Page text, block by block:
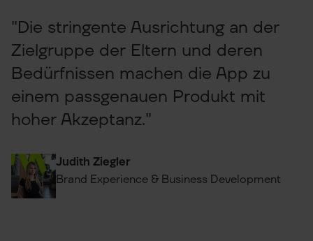
"Die stringente Ausrichtung an der
Zielgruppe der Eltern und deren
Bedürfnissen machen die App zu
einem passgenauen Produkt mit
hoher Akzeptanz."
Judith Ziegler
Brand Experience & Business Development